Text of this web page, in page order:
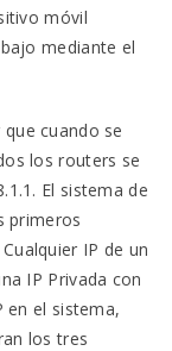
móvil
mediante el
cuando se
los routers se
El sistema de
primeros
IP de un
IP Privada con
en el sistema,
los tres